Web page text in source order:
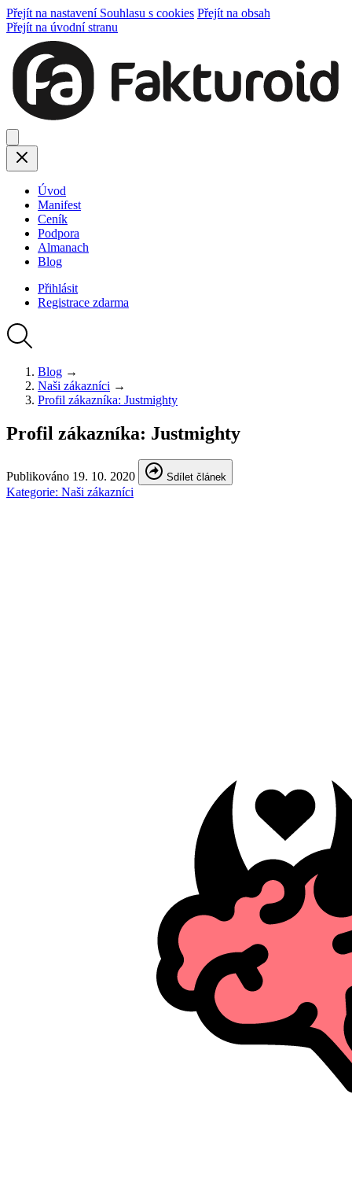
Přejít na nastavení Souhlasu s cookies Přejít na obsah
Přejít na úvodní stranu
Úvod
Manifest
Ceník
Podpora
Almanach
Blog
Přihlásit
Registrace zdarma
Blog →
Naši zákazníci →
Profil zákazníka: Justmighty
Profil zákazníka: Justmighty
Publikováno 19. 10. 2020 Sdílet článek
Kategorie: Naši zákazníci